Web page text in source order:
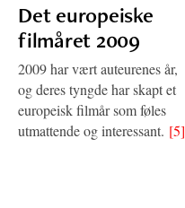
Det europeiske
filmåret 2009
2009 har vært auteurenes år,
og deres tyngde har skapt et
europeisk filmår som føles
utmattende og interessant. [5]